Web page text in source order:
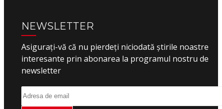
NEWSLETTER
Asigurați-vă că nu pierdeți niciodată știrile noastre
interesante prin abonarea la programul nostru de
newsletter